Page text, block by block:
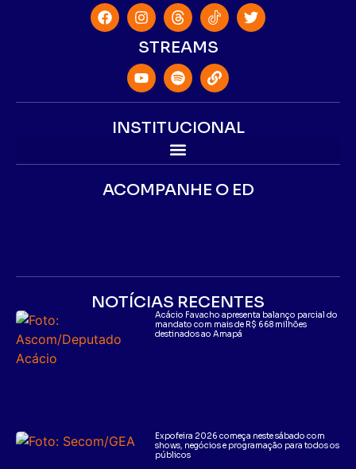
STREAMS
INSTITUCIONAL
ACOMPANHE O ED
NOTÍCIAS RECENTES
Acácio Favacho apresenta balanço parcial do
mandato com mais de R$ 668 milhões
destinados ao Amapá
Expofeira 2026 começa neste sábado com
shows, negócios e programação para todos os
públicos